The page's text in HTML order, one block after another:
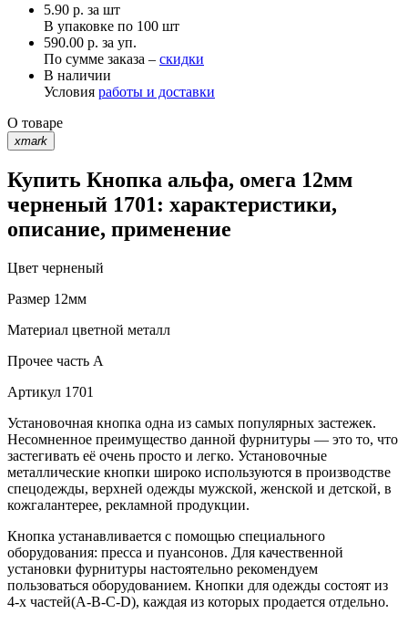
5.90 р. за шт
В упаковке по 100 шт
590.00 р. за уп.
По сумме заказа – скидки
В наличии
Условия работы и доставки
О товаре
xmark
Купить Кнопка альфа, омега 12мм
черненый 1701: характеристики,
описание, применение
Цвет черненый
Размер 12мм
Материал цветной металл
Прочее часть A
Артикул 1701
Установочная кнопка одна из самых популярных застежек.
Несомненное преимущество данной фурнитуры — это то, что
застегивать её очень просто и легко. Установочные
металлические кнопки широко используются в производстве
спецодежды, верхней одежды мужской, женской и детской, в
кожгалантерее, рекламной продукции.
Кнопка устанавливается с помощью специального
оборудования: пресса и пуансонов. Для качественной
установки фурнитуры настоятельно рекомендуем
пользоваться оборудованием. Кнопки для одежды состоят из
4-х частей(А-В-С-D), каждая из которых продается отдельно.